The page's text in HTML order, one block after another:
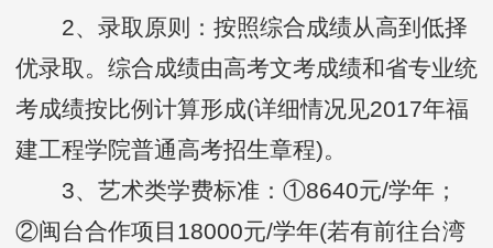
2、录取原则：按照综合成绩从高到低择
优录取。综合成绩由高考文考成绩和省专业统
考成绩按比例计算形成(详细情况见2017年福
建工程学院普通高考招生章程)。
3、艺术类学费标准：①8640元/学年；
②闽台合作项目18000元/学年(若有前往台湾